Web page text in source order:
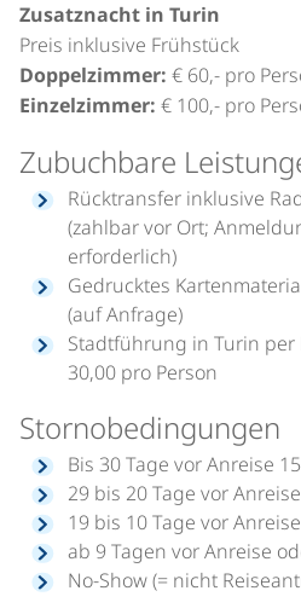
Zusatznacht in Turin
Preis inklusive Frühstück
Doppelzimmer: € 60,- pro
Einzelzimmer: € 100,- pro
Zubuchbare
Rücktransfer inklusive
(zahlbar vor Ort;
erforderlich)
Gedrucktes
(auf Anfrage)
Stadtführung in Turin per
30,00 pro Person
Stornobedingungen
Bis 30 Tage vor Anreise
29 bis 20 Tage vor
19 bis 10 Tage vor
ab 9 Tagen vor Anreise
No-Show (= nicht